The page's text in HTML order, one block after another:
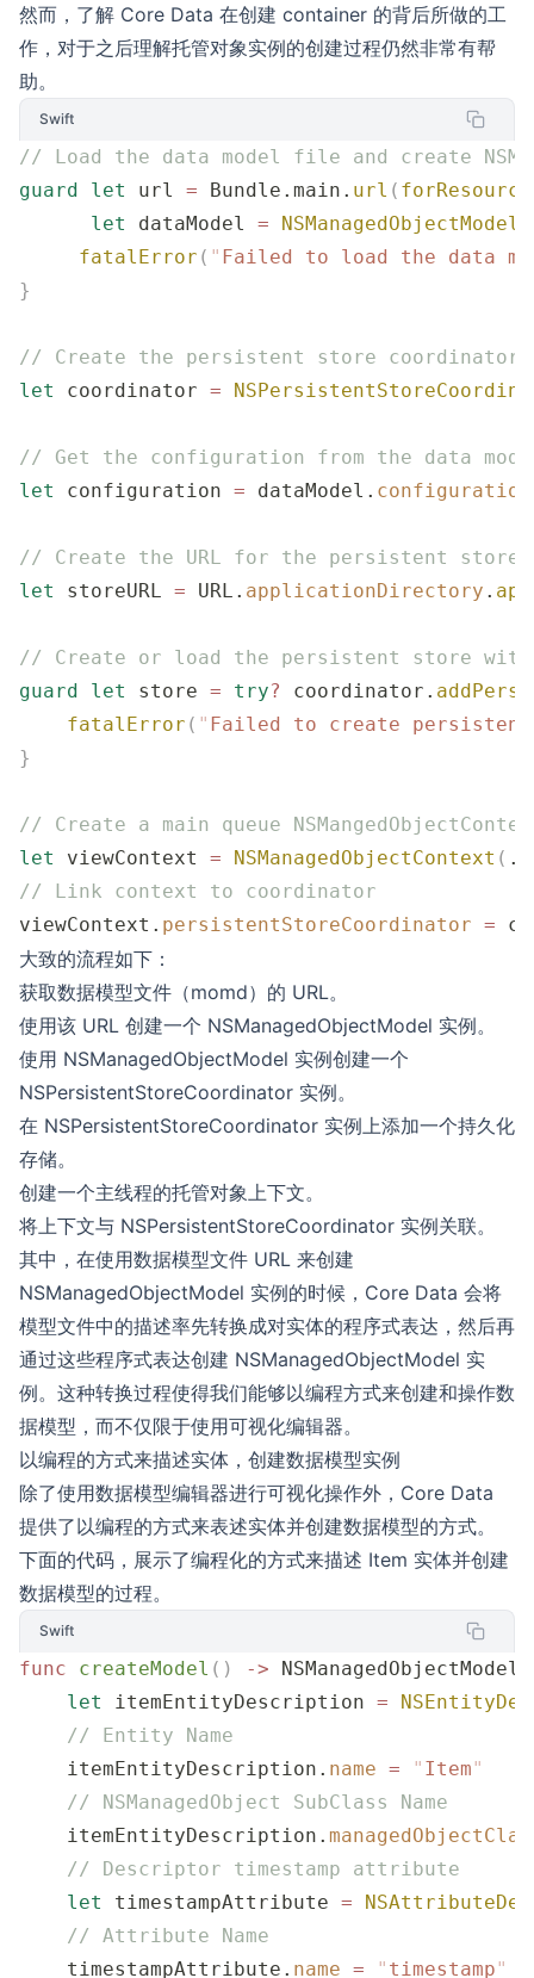
然而，了解 Core Data 在创建 container 的背后所做的工
作，对于之后理解托管对象实例的创建过程仍然非常有帮
助。
Swift
// Load the data model file and create
guard let url = Bundle.main. url ( forResource
      let
dataModel = NSManagedObjectModel
     fatalError
( " Failed to load the data
}
// Create the persistent store coordinator
let
coordinator =
// Get the configuration from the data
let
configuration = dataModel.
// Create the URL for the persistent store
let
storeURL = URL. applicationDirectory .
// Create or load the persistent store
guard let store = try? coordinator.
    fatalError
( " Failed to create
}
// Create a main queue
let
viewContext = NSManagedObjectContext ( .
// Link context to coordinator
viewContext. persistentStoreCoordinator =
大致的流程如下：
获取数据模型文件（momd）的 URL。
使用该 URL 创建一个 NSManagedObjectModel 实例。
使用 NSManagedObjectModel 实例创建一个
NSPersistentStoreCoordinator 实例。
在 NSPersistentStoreCoordinator 实例上添加一个持久化
存储。
创建一个主线程的托管对象上下文。
将上下文与 NSPersistentStoreCoordinator 实例关联。
其中，在使用数据模型文件 URL 来创建
NSManagedObjectModel 实例的时候，Core Data 会将
模型文件中的描述率先转换成对实体的程序式表达，然后再
通过这些程序式表达创建 NSManagedObjectModel 实
例。这种转换过程使得我们能够以编程方式来创建和操作数
据模型，而不仅限于使用可视化编辑器。
以编程的方式来描述实体，创建数据模型实例
除了使用数据模型编辑器进行可视化操作外，Core Data
提供了以编程的方式来表述实体并创建数据模型的方式。
下面的代码，展示了编程化的方式来描述 Item 实体并创建
数据模型的过程。
Swift
func createModel () -> NSManagedObjectModel
    let
itemEntityDescription =
    // Entity Name
    itemEntityDescription.
name = " Item"
    // NSManagedObject SubClass Name
    itemEntityDescription.
    // Descriptor timestamp attribute
    let
timestampAttribute =
    // Attribute Name
    timestampAttribute.
name = " timestamp"